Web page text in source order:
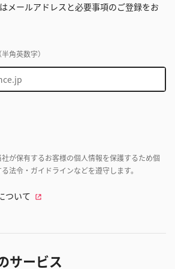
メールアドレスと必要事項のご登録をお
（半角英数字）
が保有するお客様の個人情報を保護するため個
法令・ガイドラインなどを遵守します。
ついて
サービス